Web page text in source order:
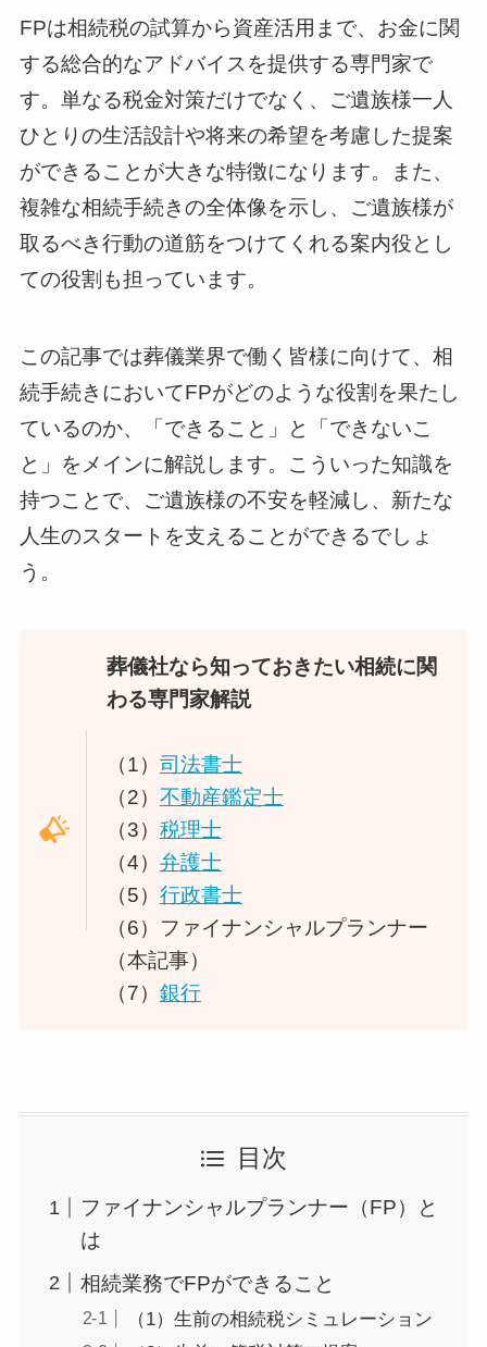
FPは相続税の試算から資産活用まで、お金に関
する総合的なアドバイスを提供する専門家で
す。単なる税金対策だけでなく、ご遺族様一人
ひとりの生活設計や将来の希望を考慮した提案
ができることが大きな特徴になります。また、
複雑な相続手続きの全体像を示し、ご遺族様が
取るべき行動の道筋をつけてくれる案内役とし
ての役割も担っています。
この記事では葬儀業界で働く皆様に向けて、相
続手続きにおいてFPがどのような役割を果たし
ているのか、「できること」と「できないこ
と」をメインに解説します。こういった知識を
持つことで、ご遺族様の不安を軽減し、新たな
人生のスタートを支えることができるでしょ
う。
葬儀社なら知っておきたい相続に関
わる専門家解説
（1） 司法書士
（2） 不動産鑑定士
（3） 税理士
（4） 弁護士
（5） 行政書士
（6）ファイナンシャルプランナー
（本記事）
（7） 銀行
目次
ファイナンシャルプランナー（FP）と
は
相続業務でFPができること
（1）生前の相続税シミュレーション